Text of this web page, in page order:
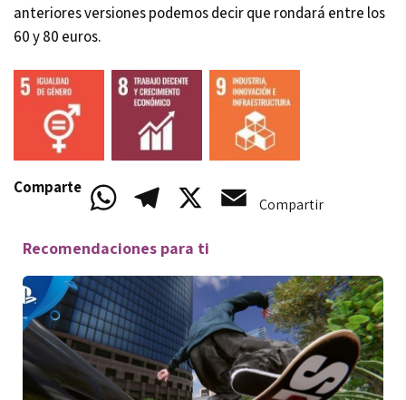
anteriores versiones podemos decir que rondará entre los
60 y 80 euros.
Comparte
WhatsAppTelegram Email
Compartir
Recomendaciones para ti